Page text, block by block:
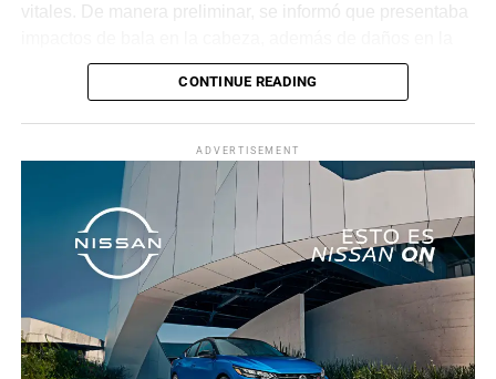
vitales. De manera preliminar, se informó que presentaba
puerta del lado del conductor.
realizaron las diligencias correspondientes y el
levantamiento del cuerpo. Hasta el momento no se
cuenta con información sobre los agresores, y el cadáver
fue trasladado al Servicio Médico Forense en espera de
ser identificado, en tanto continúan las investigaciones.
CONTINUE READING
ADVERTISEMENT